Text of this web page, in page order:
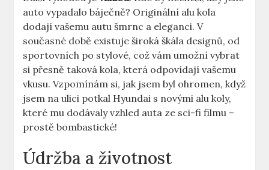
auto vypadalo báječně? Originální alu kola
dodají vašemu autu šmrnc a eleganci. V
současné době existuje široká škála designů, od
sportovních po stylové, což vám umožní vybrat
si přesně taková kola, která odpovídají vašemu
vkusu. Vzpomínám si, jak jsem byl ohromen, když
jsem na ulici potkal Hyundai s novými alu koly,
které mu dodávaly vzhled auta ze sci-fi filmu –
prostě bombastické!
Údržba a životnost